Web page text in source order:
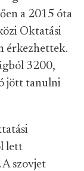
a 2015 óta
Oktatási
érkezhettek.
3200,
jött tanulni
lett
szovjet